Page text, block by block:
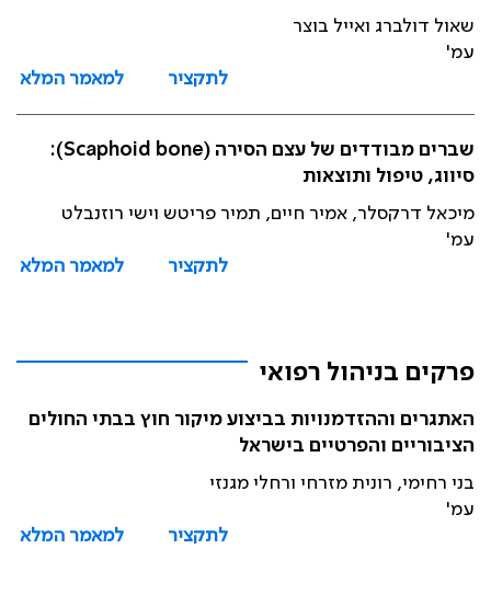
שאול דולברג ואייל בוצר
עמ'
לתקציר
למאמר המלא
שברים מבודדים של עצם הסירה (Scaphoid bone):
סיווג, טיפול ותוצאות
מיכאל דרקסלר, אמיר חיים, תמיר פריטש וישי רוזנבלט
עמ'
לתקציר
למאמר המלא
פרקים בניהול רפואי
האתגרים וההזדמנויות בביצוע מיקור חוץ בבתי החולים
הציבוריים והפרטיים בישראל
בני רחימי, רונית מזרחי ורחלי מגנזי
עמ'
לתקציר
למאמר המלא